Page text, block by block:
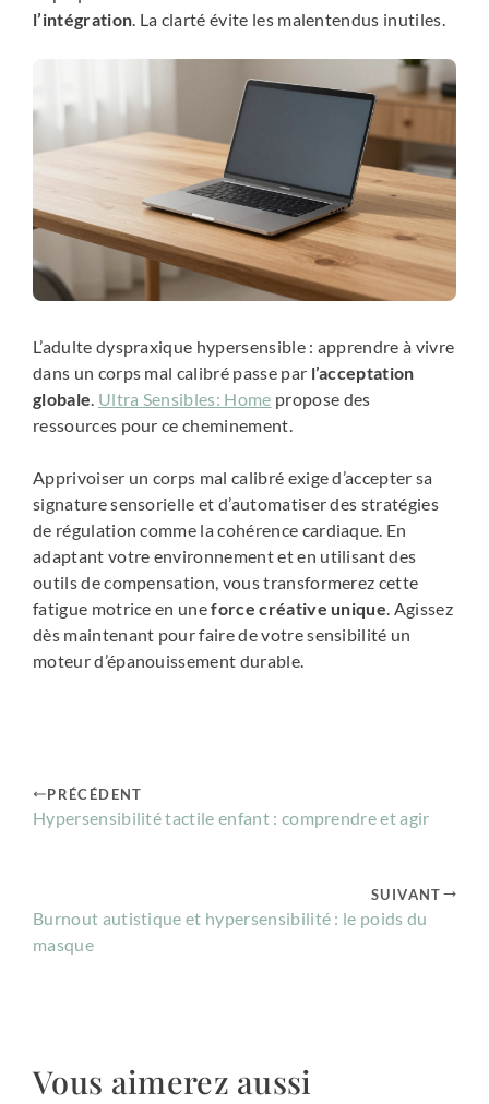
l’intégration. La clarté évite les malentendus inutiles.
L’adulte dyspraxique hypersensible : apprendre à vivre
dans un corps mal calibré passe par l’acceptation
globale. Ultra Sensibles: Home propose des
ressources pour ce cheminement.
Apprivoiser un corps mal calibré exige d’accepter sa
signature sensorielle et d’automatiser des stratégies
de régulation comme la cohérence cardiaque. En
adaptant votre environnement et en utilisant des
outils de compensation, vous transformerez cette
fatigue motrice en uneforce créative unique. Agissez
dès maintenant pour faire de votre sensibilité un
moteur d’épanouissement durable.
PRÉCÉDENT
Hypersensibilité tactile enfant : comprendre et agir
SUIVANT
Burnout autistique et hypersensibilité : le poids du
masque
Vous aimerez aussi